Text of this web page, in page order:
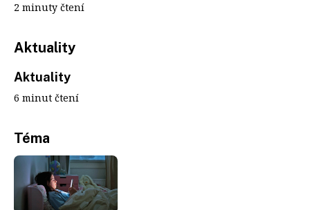
2 minuty čtení
Aktuality
Aktuality
6 minut čtení
Téma